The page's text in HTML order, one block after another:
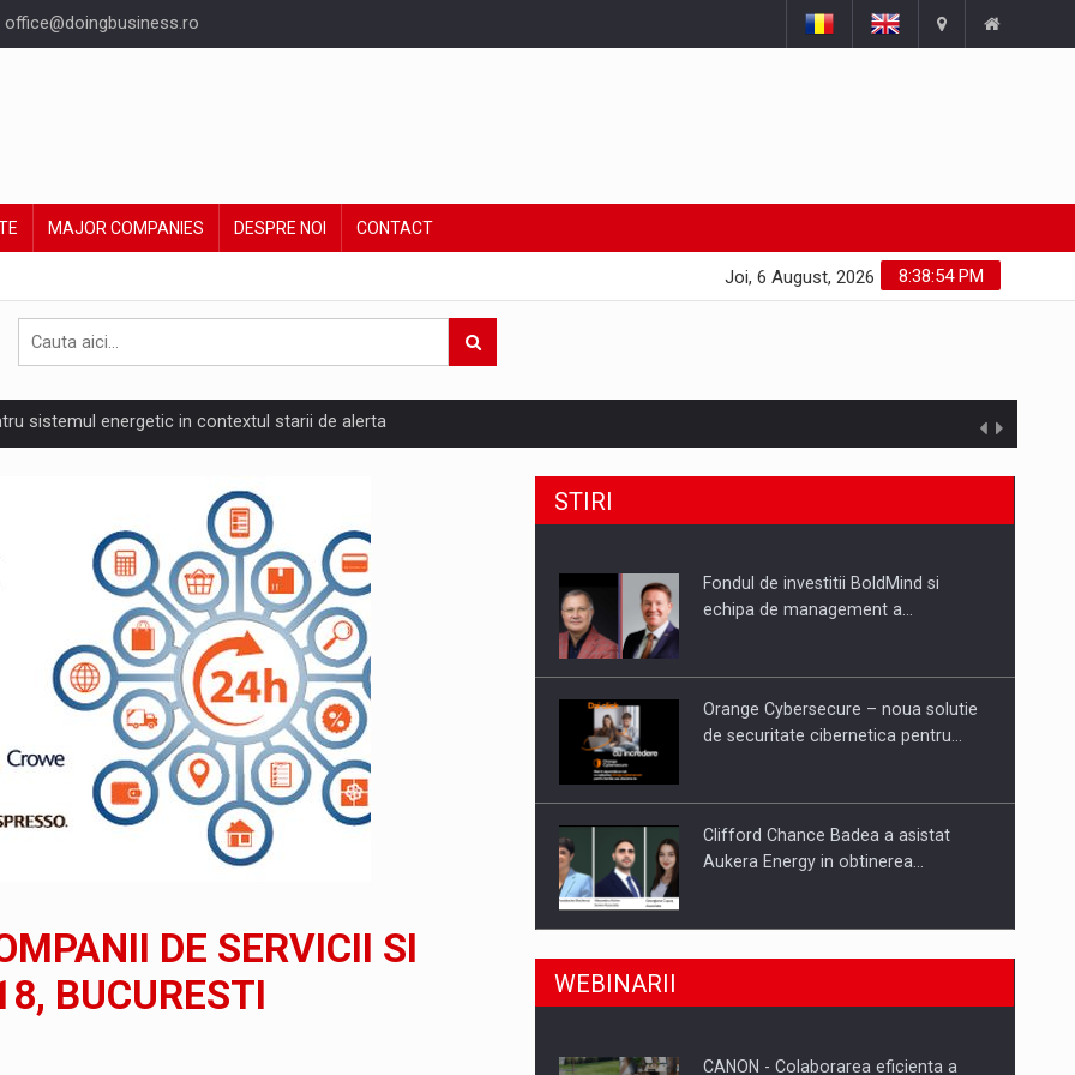
office@doingbusiness.ro
MAJOR COMPANIES DESPRE NOI CONTACT
8:38:54 PM
Joi, 6 August, 2026
sistemul energetic in contextul starii de alerta
Reveals About Bakuchiol's Evolution
noilor reglementari UE privind ambalajele pot risca retragerea produselor din piata
ON THE INTERNATIONAL BUSINESS SCENE
DIGITALIZED WHOLESALER IN ROMANIA
a Pall-Ex, liderul pietei de transport paletizat din Romania, preiau compania intr-o tranzactie de peste 25…
DE SERVICII SI
BUCURESTI
STIRI
Fondul de investitii BoldMind si
echipa de management a…
Orange Cybersecure – noua solutie
de securitate cibernetica pentru…
Clifford Chance Badea a asistat
Aukera Energy in obtinerea…
SAPTE PERSONALITATI DIN MEDIUL
WEBINARII
CANON - Colaborarea eficienta a